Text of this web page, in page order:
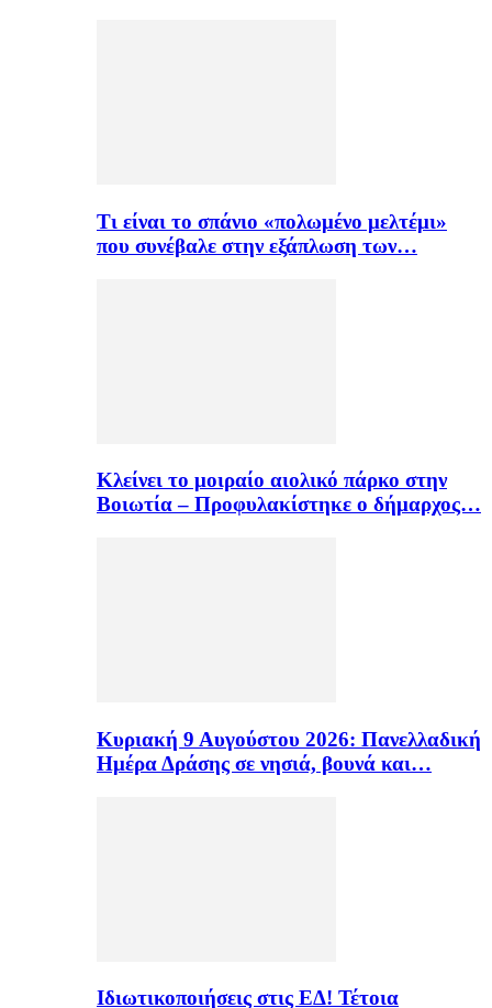
Τι είναι το σπάνιο «πολωμένο μελτέμι»
που συνέβαλε στην εξάπλωση των…
Κλείνει το μοιραίο αιολικό πάρκο στην
Βοιωτία – Προφυλακίστηκε ο δήμαρχος…
Κυριακή 9 Αυγούστου 2026: Πανελλαδική
Ημέρα Δράσης σε νησιά, βουνά και…
Ιδιωτικοποιήσεις στις ΕΔ! Τέτοια